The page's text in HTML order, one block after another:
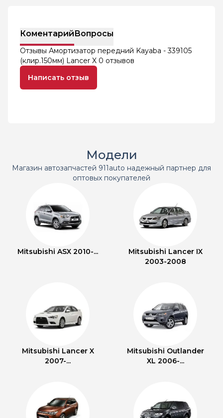
КоментарийВопросы
Отзывы Амортизатор передний Kayaba - 339105
(клир.150мм) Lancer X 0 отзывов
Написать отзыв
Модели
Магазин автозапчастей 911auto надежный партнер для
оптовых покупателей
Mitsubishi ASX 2010-...
Mitsubishi Lancer IX
2003-2008
Mitsubishi Lancer X
2007-...
Mitsubishi Outlander
XL 2006-...